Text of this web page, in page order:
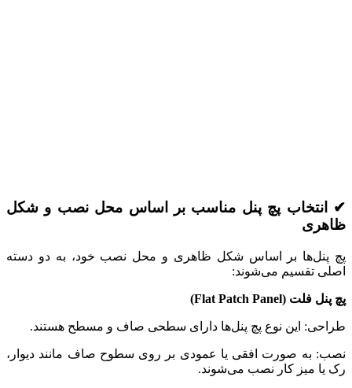
✔ انتخاب پچ پنل مناسب بر اساس محل نصب و شکل
ظاهری
پچ پنل‌ها بر اساس شکل ظاهری و محل نصب خود، به دو دسته
اصلی تقسیم می‌شوند:
پچ پنل فلت (Flat Patch Panel)
طراحی: این نوع پچ پنل‌ها دارای سطحی صاف و مسطح هستند.
نصب: به صورت افقی یا عمودی بر روی سطوح صاف مانند دیوار،
رک یا میز کار نصب می‌شوند.